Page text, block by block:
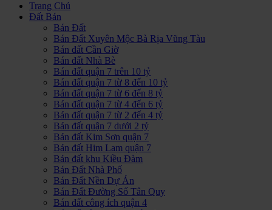
Trang Chủ
Đất Bán
Bán Đất
Bán Đất Xuyên Mộc Bà Rịa Vũng Tàu
Bán đất Cần Giờ
Bán đất Nhà Bè
Bán đất quận 7 trên 10 tỷ
Bán đất quận 7 từ 8 đến 10 tỷ
Bán đất quận 7 từ 6 đến 8 tỷ
Bán đất quận 7 từ 4 đến 6 tỷ
Bán đất quận 7 từ 2 đến 4 tỷ
Bán đất quận 7 dưới 2 tỷ
Bán đất Kim Sơn quận 7
Bán đất Him Lam quận 7
Bán đất khu Kiều Đàm
Bán Đất Nhà Phố
Bán Đất Nền Dự Án
Bán Đất Đường Số Tân Quy
Bán đất công ích quận 4